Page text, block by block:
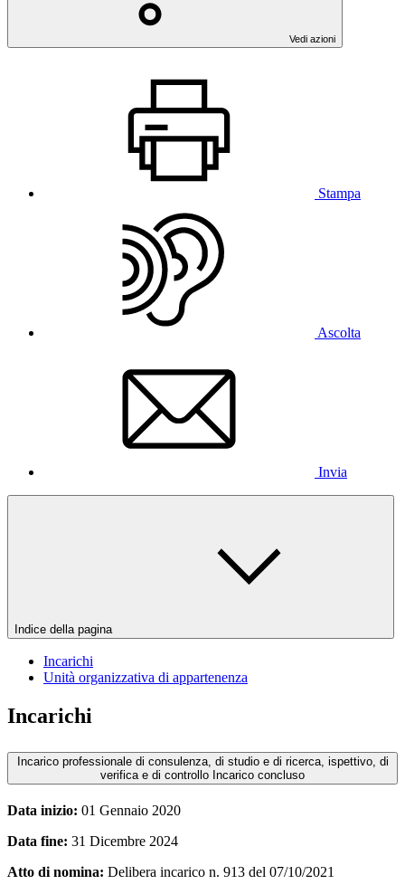
Vedi azioni
Stampa
Ascolta
Invia
Indice della pagina
Incarichi
Unità organizzativa di appartenenza
Incarichi
Incarico professionale di consulenza, di studio e di ricerca, ispettivo, di
verifica e di controllo Incarico concluso
Data inizio: 01 Gennaio 2020
Data fine: 31 Dicembre 2024
Atto di nomina: Delibera incarico n. 913 del 07/10/2021